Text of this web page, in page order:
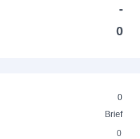
-
0
0
Brief
0